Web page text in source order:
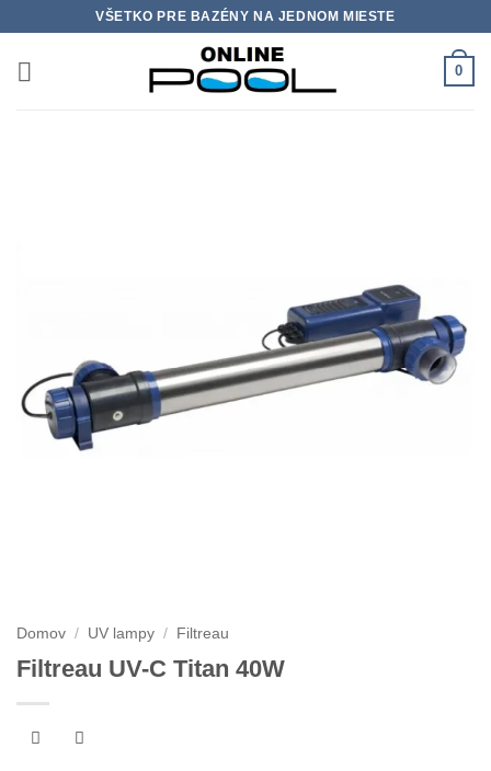
content
VŠETKO PRE BAZÉNY NA JEDNOM MIESTE
0
Domov / UV lampy / Filtreau
Filtreau UV-C Titan 40W